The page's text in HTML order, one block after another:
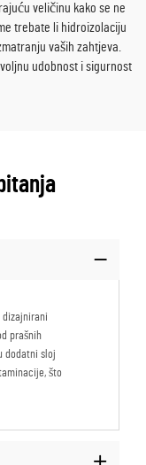
veličinu kako se ne
trebate li hidroizolaciju
vaših zahtjeva.
udobnost i sigurnost
prašnih
dodatni sloj
što